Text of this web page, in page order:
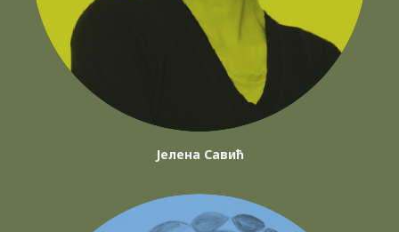
Јелена Савић